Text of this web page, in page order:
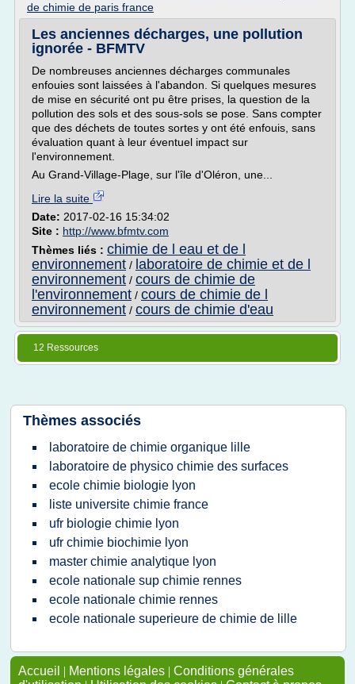
de chimie de paris france
Les anciennes décharges, une pollution
ignorée - BFMTV
De nombreuses anciennes décharges communales
enfouies sont laissées à l'abandon. Si quelques mesures
de mise en sécurité ont pu être prises, la question de la
pollution des sols et des sous-sols se pose. Sans compter
que des déchets de toutes sortes y ont été enfouis, sans
évaluation quant à leur éventuel impact sur
l'environnement.
Au Grand-Village-Plage, sur l'île d'Oléron, une...
Lire la suite
Date: 2017-02-16 15:34:02
Site : http://www.bfmtv.com
Thèmes liés : chimie de l eau et de l
environnement / laboratoire de chimie et de l
environnement / cours de chimie de
l'environnement / cours de chimie de l
environnement / cours de chimie d'eau
12 Ressources
Thèmes associés
laboratoire de chimie organique lille
laboratoire de physico chimie des surfaces
ecole chimie biologie lyon
liste universite chimie france
ufr biologie chimie lyon
ufr chimie biochimie lyon
master chimie analytique lyon
ecole nationale sup chimie rennes
ecole nationale chimie rennes
ecole nationale superieure de chimie de lille
Accueil | Mentions légales | Conditions générales